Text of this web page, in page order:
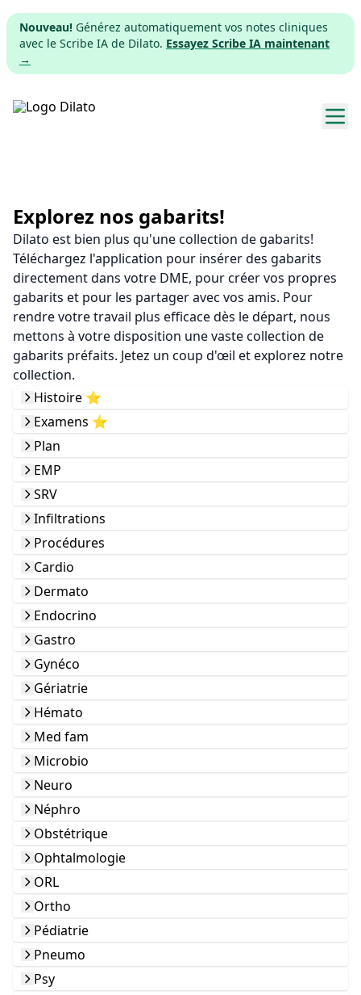
Nouveau! Générez automatiquement vos notes cliniques
avec le Scribe IA de Dilato. Essayez Scribe IA maintenant
→
Tarifs
Télécharger
App web
S'inscrire
Explorez nos gabarits!
Dilato est bien plus qu'une collection de gabarits!
Téléchargez l'application pour insérer des gabarits
directement dans votre DME, pour créer vos propres
gabarits et pour les partager avec vos amis. Pour
rendre votre travail plus efficace dès le départ, nous
mettons à votre disposition une vaste collection de
gabarits préfaits. Jetez un coup d'œil et explorez notre
collection.
Histoire ⭐️
Examens ⭐️
Plan
EMP
SRV
Infiltrations
Procédures
Cardio
Dermato
Endocrino
Gastro
Gynéco
Gériatrie
Hémato
Med fam
Microbio
Neuro
Néphro
Obstétrique
Ophtalmologie
ORL
Ortho
Pédiatrie
Pneumo
Psy